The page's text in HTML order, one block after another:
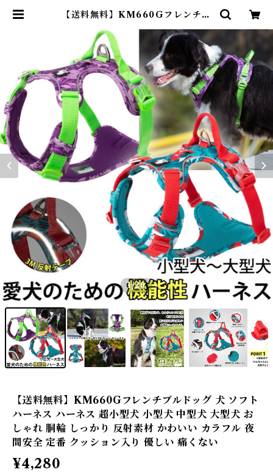
【送料無料】KM660Gフレンチブ
ス 超小型犬 小型犬 中型犬 大型犬
おしゃれ 胴輪 しっかり 反射素材 か
わいい カラフル 夜間安全 定番 クッ
ション入り 優しい 痛くない | Dea
rKM ❤︎フレンチブルドック孔明
1/20
【送料無料】KM660Gフレンチブルドッグ 犬 ソフト
ハーネス ハーネス 超小型犬 小型犬 中型犬 大型犬 お
しゃれ 胴輪 しっかり 反射素材 かわいい カラフル 夜
間安全 定番 クッション入り 優しい 痛くない
¥4,280